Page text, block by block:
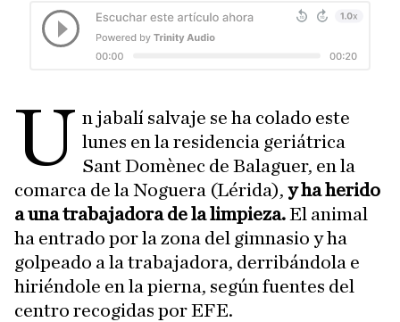
U n jabalí salvaje se ha colado este
lunes en la residencia geriátrica
Sant Domènec de Balaguer, en la
comarca de la Noguera (Lérida), y ha herido
a una trabajadora de la limpieza.El animal
ha entrado por la zona del gimnasio y ha
golpeado a la trabajadora, derribándola e
hiriéndole en la pierna, según fuentes del
centro recogidas por EFE.